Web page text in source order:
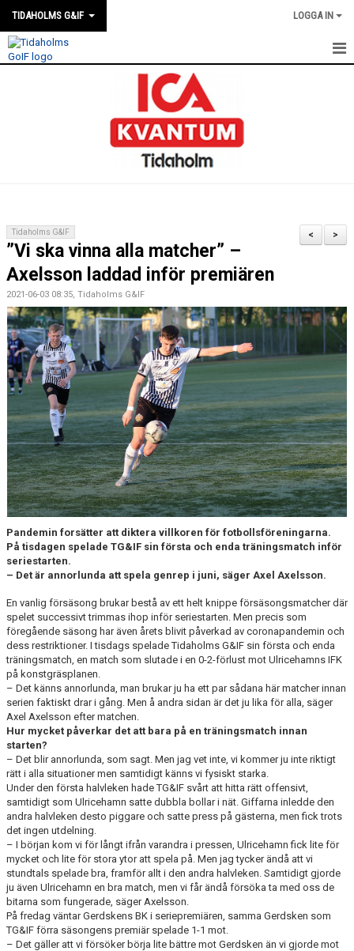
TIDAHOLMS G&IF LOGGA IN
FÖRENINGEN
GAMLA GIFFS TORSDAGSTRÄFFAR
MATCHER
CUPER ARBETSBESKRIVNING
PLANSCHEMA
>
<
Tidaholms G&IF
”Vi ska vinna alla matcher” –
Axelsson laddad inför premiären
2021-06-03 08:35, Tidaholms G&IF
Pandemin forsätter att diktera villkoren för fotbollsföreningarna.
På tisdagen spelade TG&IF sin första och enda träningsmatch inför
seriestarten.
– Det är annorlunda att spela genrep i juni, säger Axel Axelsson.
En vanlig försäsong brukar bestå av ett helt knippe försäsongsmatcher där
spelet successivt trimmas ihop inför seriestarten. Men precis som
föregående säsong har även årets blivit påverkad av coronapandemin och
dess restriktioner. I tisdags spelade Tidaholms G&IF sin första och enda
träningsmatch, en match som slutade i en 0-2-förlust mot Ulricehamns IFK
på konstgräsplanen.
– Det känns annorlunda, man brukar ju ha ett par sådana här matcher innan
serien faktiskt drar i gång. Men å andra sidan är det ju lika för alla, säger
Axel Axelsson efter matchen.
Hur mycket påverkar det att bara på en träningsmatch innan
starten?
– Det blir annorlunda, som sagt. Men jag vet inte, vi kommer ju inte riktigt
rätt i alla situationer men samtidigt känns vi fysiskt starka.
Under den första halvleken hade TG&IF svårt att hitta rätt offensivt,
samtidigt som Ulricehamn satte dubbla bollar i nät. Giffarna inledde den
andra halvleken desto piggare och satte press på gästerna, men fick trots
det ingen utdelning.
– I början kom vi för långt ifrån varandra i pressen, Ulricehamn fick lite för
mycket och lite för stora ytor att spela på. Men jag tycker ändå att vi
stundtals spelade bra, framför allt i den andra halvleken. Samtidigt gjorde
ju även Ulricehamn en bra match, men vi får ändå försöka ta med oss de
bitarna som fungerade, säger Axelsson.
På fredag väntar Gerdskens BK i seriepremiären, samma Gerdsken som
TG&IF förra säsongens premiär spelade 1-1 mot.
– Det gäller att vi försöker börja lite bättre mot Gerdsken än vi gjorde mot